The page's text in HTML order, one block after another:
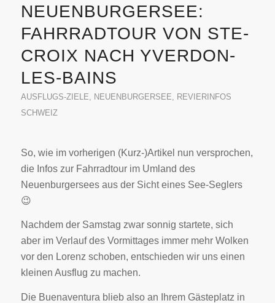
NEUENBURGERSEE:
FAHRRADTOUR VON STE-
CROIX NACH YVERDON-
LES-BAINS
AUSFLUGS-ZIELE, NEUENBURGERSEE, REVIERINFOS
SCHWEIZ
So, wie im vorherigen (Kurz-)Artikel nun versprochen,
die Infos zur Fahrradtour im Umland des
Neuenburgersees aus der Sicht eines See-Seglers
😉
Nachdem der Samstag zwar sonnig startete, sich
aber im Verlauf des Vormittages immer mehr Wolken
vor den Lorenz schoben, entschieden wir uns einen
kleinen Ausflug zu machen.
Die Buenaventura blieb also an Ihrem Gästeplatz in